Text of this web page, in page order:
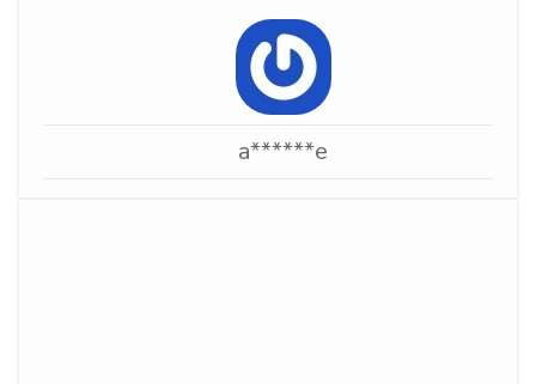
a******e